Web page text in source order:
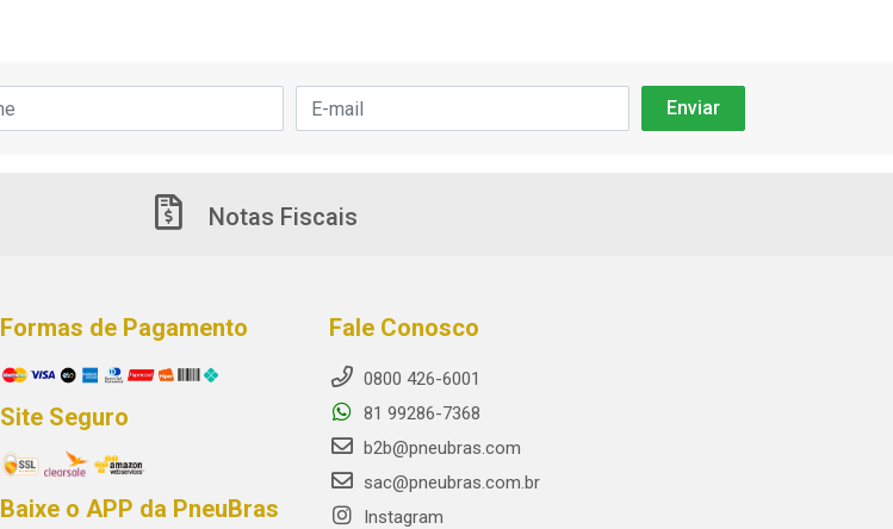
Notas Fiscais
Formas de Pagamento
Site Seguro
Baixe o APP da PneuBras
Fale Conosco
0800 426-6001
81 99286-7368
b2b@pneubras.com
sac@pneubras.com.br
Instagram